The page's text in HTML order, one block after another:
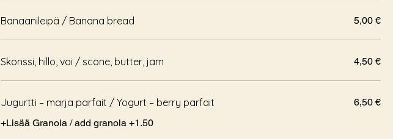
Banaanileipä / Banana bread 5,00 €
Skonssi, hillo, voi / scone, butter, jam 4,50 €
Jugurtti – marja parfait / Yogurt – berry parfait
+Lisää Granola / add granola +1.50
6,50 €